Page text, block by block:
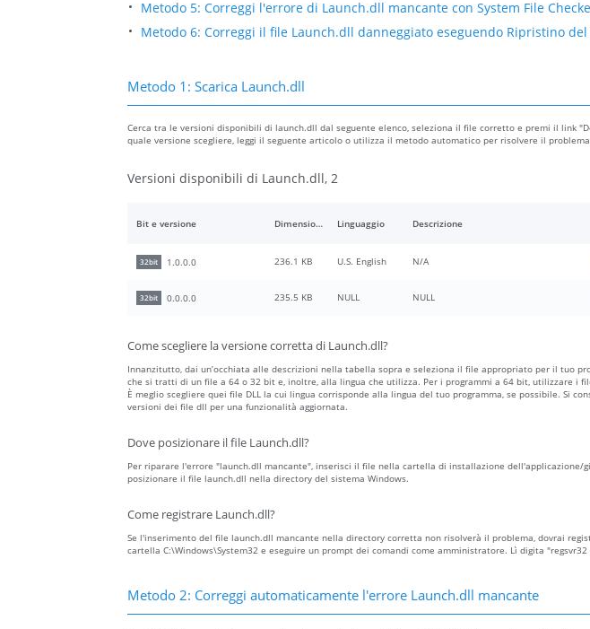
Metodo 5: Correggi l'errore di Launch.dll mancante con System File
Metodo 6: Correggi il file Launch.dll danneggiato eseguendo Ripristino del
Metodo 1: Scarica Launch.dll
Cerca tra le versioni disponibili di launch.dll dal seguente elenco, seleziona il file corretto e premi il link
quale versione scegliere, leggi il seguente articolo o utilizza il metodo automatico per risolvere il problema
Versioni disponibili di Launch.dll, 2
Bit e versione Dimensione del file Linguaggio Descrizione
32bit 1.0.0.0 236.1 KB U.S. English N/A
32bit 0.0.0.0 235.5 KB NULL NULL
Come scegliere la versione corretta di Launch.dll?
Innanzitutto, dai un’occhiata alle descrizioni nella tabella sopra e seleziona il file appropriato per il tuo
che si tratti di un file a 64 o 32 bit e, inoltre, alla lingua che utilizza. Per i programmi a 64 bit, utilizzare i
È meglio scegliere quei file DLL la cui lingua corrisponde alla lingua del tuo programma, se possibile. Si
versioni dei file dll per una funzionalità aggiornata.
Dove posizionare il file Launch.dll?
Per riparare l'errore "launch.dll mancante", inserisci il file nella cartella di installazione dell'applicazione/
posizionare il file launch.dll nella directory del sistema Windows.
Come registrare Launch.dll?
Se l'inserimento del file launch.dll mancante nella directory corretta non risolverà il problema, dovrai
cartella C:\Windows\System32 e eseguire un prompt dei comandi come amministratore. Lì digita
Metodo 2: Correggi automaticamente l'errore Launch.dll mancante